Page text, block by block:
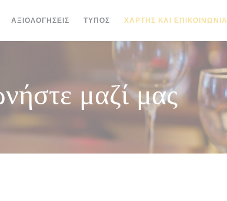
ΑΞΙΟΛΟΓΉΣΕΙΣ ΤΎΠΟΣ ΧΆΡΤΗΣ ΚΑΙ ΕΠΙΚΟΙΝΩΝΊΑ
μαζί μας